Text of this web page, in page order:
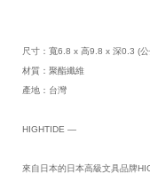
尺寸：寬6.8 x 高9.8 x 深0.3 (
材質：聚酯纖維
產地：台灣
HIGHTIDE —
來自日本的日本高級文具品牌